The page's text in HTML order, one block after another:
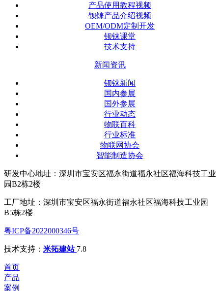
产品使用教程视频
钡铼产品介绍视频
OEM/ODM定制开发
钡铼课堂
技术支持
新闻资讯
钡铼新闻
国内参展
国外参展
行业动态
物联百科
行业标准
物联网协会
智能制造协会
研发中心地址：深圳市宝安区福永街道福永社区福海科技工业
园B2栋2楼
工厂地址：深圳市宝安区福永街道福永社区福海科技工业园
B5栋2楼
粤ICP备2022000346号
技术支持： 米拓建站 7.8
首页
产品
案例